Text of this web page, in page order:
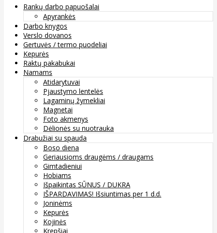
Rankų darbo papuošalai
Apyrankės
Darbo knygos
Verslo dovanos
Gertuvės / termo puodeliai
Kepurės
Raktų pakabukai
Namams
Atidarytuvai
Pjaustymo lentelės
Lagaminų žymekliai
Magnetai
Foto akmenys
Dėlionės su nuotrauka
Drabužiai su spauda
Boso diena
Geriausioms draugėms / draugams
Gimtadieniui
Hobiams
Išpaikintas SŪNUS / DUKRA
IŠPARDAVIMAS! Išsiuntimas per 1 d.d.
Joninėms
Kepurės
Kojinės
Krepšiai